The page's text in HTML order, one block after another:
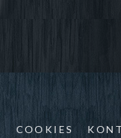
COOKIES